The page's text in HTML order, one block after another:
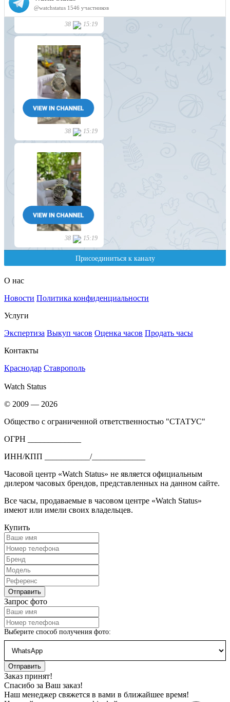
О нас
Новости Политика конфиденциальности
Услуги
Экспертиза Выкуп часов Оценка часов Продать часы
Контакты
Краснодар Ставрополь
Watch Status
© 2009 — 2026
Общество с ограниченной ответственностью "СТАТУС"
ОГРН _____________
ИНН/КПП ___________/_____________
Часовой центр «Watch Status» не является официальным
дилером часовых брендов, представленных на данном сайте.
Все часы, продаваемые в часовом центре «Watch Status»
имеют или имели своих владельцев.
Купить
Запрос фото
Выберите способ получения фото:
Заказ принят!
Спасибо за Ваш заказ!
Наш менеджер свяжется в вами в ближайшее время!